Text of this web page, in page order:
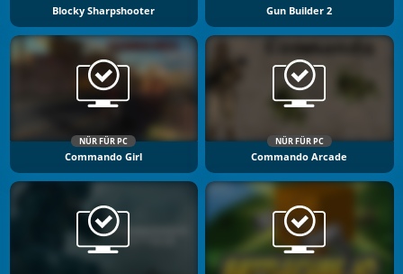
Blocky Sharpshooter Gun Builder 2
NÜR FÜR PC
Commando Girl
NÜR FÜR PC
Commando Arcade